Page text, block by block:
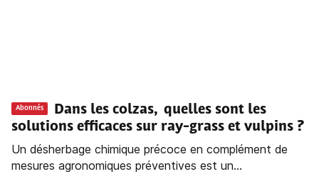
Abonnés
Dans les colzas, quelles sont les
solutions efficaces sur ray-grass et vulpins ?
Un désherbage chimique précoce en complément de
mesures agronomiques préventives est un...